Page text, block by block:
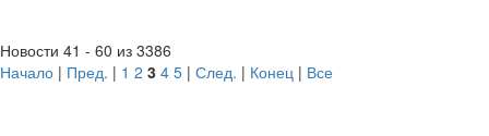
Новости 41 - 60 из 3386
Начало | Пред. | 1 2 3 4 5 | След. | Конец | Все